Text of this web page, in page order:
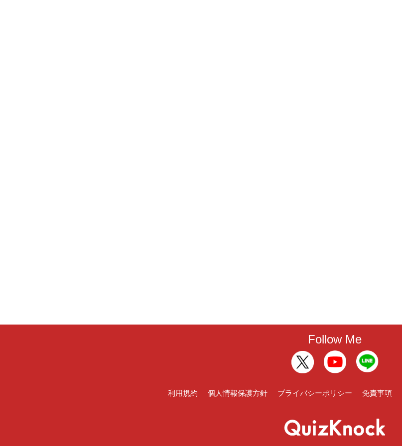
Follow Me
利用規約 個人情報保護方針 プライバシーポリシー 免責事項